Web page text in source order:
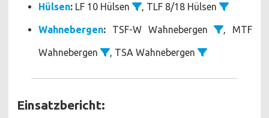
Hülsen: LF 10 Hülsen , TLF 8/18 Hülsen
Wahnebergen: TSF-W Wahnebergen , MTF
Wahnebergen , TSA Wahnebergen
Einsatzbericht: